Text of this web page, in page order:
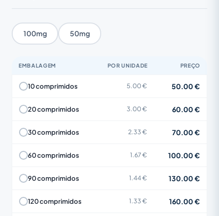
100mg 50mg
EMBALAGEM POR UNIDADE PREÇO
10 comprimidos 5.00 € 50.00 €
20 comprimidos 3.00 € 60.00 €
30 comprimidos 2.33 € 70.00 €
60 comprimidos 1.67 € 100.00 €
90 comprimidos 1.44 € 130.00 €
120 comprimidos 1.33 € 160.00 €